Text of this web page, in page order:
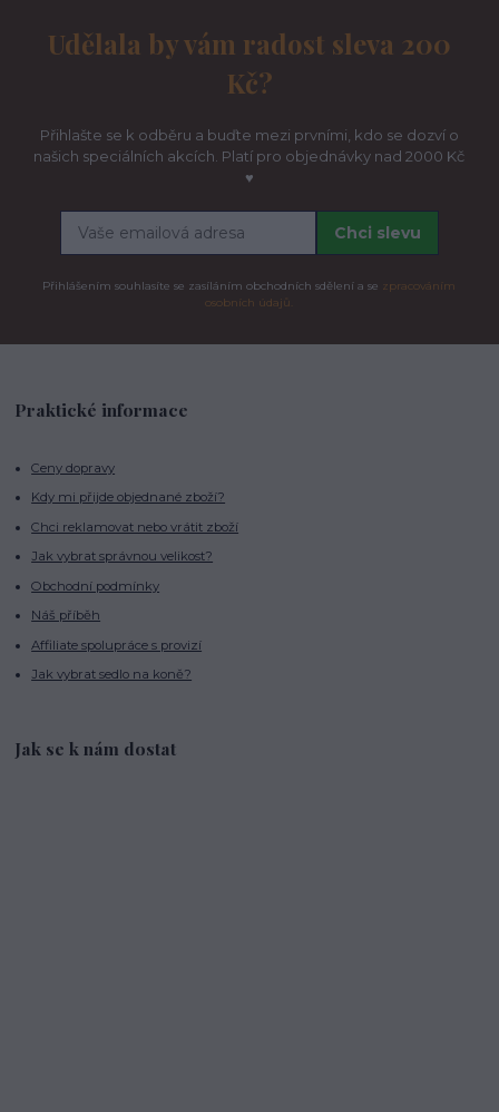
Udělala by vám radost sleva 200
Kč?
Přihlašte se k odběru a buďte mezi prvními, kdo se dozví o
našich speciálních akcích. Platí pro objednávky nad 2000 Kč
♥
Chci slevu
Přihlášením souhlasíte se zasíláním obchodních sdělení a se zpracováním
osobních údajů.
Praktické informace
Ceny dopravy
Kdy mi přijde objednané zboží?
Chci reklamovat nebo vrátit zboží
Jak vybrat správnou velikost?
Obchodní podmínky
Náš příběh
Affiliate spolupráce s provizí
Jak vybrat sedlo na koně?
Jak se k nám dostat